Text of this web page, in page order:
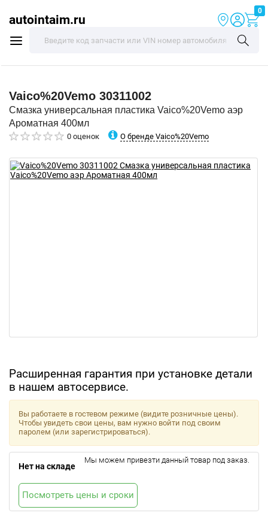
autointaim.ru
0
Vaico%20Vemo 30311002
Смазка универсальная пластика Vaico%20Vemo аэр
Ароматная 400мл
0 оценок О бренде Vaico%20Vemo
Расширенная гарантия при установке детали
в нашем автосервисе.
Вы работаете в гостевом режиме (видите розничные цены).
Чтобы увидеть свои цены, вам нужно войти под своим
паролем (или зарегистрироваться).
Нет на складе
Мы можем привезти данный товар под заказ.
Посмотреть цены и сроки